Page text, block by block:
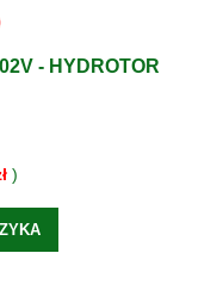
- HYDROTOR
)